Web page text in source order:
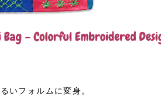
いフォルムに変身。